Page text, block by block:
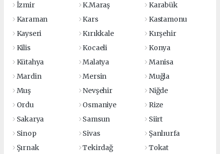
İzmir
K.Maraş
Karabük
Karaman
Kars
Kastamonu
Kayseri
Kırıkkale
Kırşehir
Kilis
Kocaeli
Konya
Kütahya
Malatya
Manisa
Mardin
Mersin
Muğla
Muş
Nevşehir
Niğde
Ordu
Osmaniye
Rize
Sakarya
Samsun
Siirt
Sinop
Sivas
Şanlıurfa
Şırnak
Tekirdağ Tokat